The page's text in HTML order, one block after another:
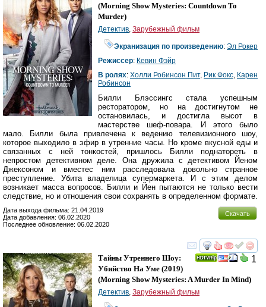
(Morning Show Mysteries: Countdown To
Murder)
Детектив Зарубежный фильм
Экранизация по произведению:Эл Рокер
Режиссер: Кевин Фэйр
В ролях: Холли Робинсон Пит, Рик Фокс Карен
Робинсон
Билли Блэссингс стала успешным
ресторатором, но на достигнутом не
остановилась, и достигла высот в
мастерстве шеф-повара. И этого было
мало. Билли была привлечена к ведению телевизионного шоу,
которое выходило в эфир в утренние часы. Но кроме вкусной еды и
связанных с ней тонкостей, пришлось Билли поднатореть в
непростом детективном деле. Она дружила с детективом Йеном
Джексоном и вместес ним расследовала довольно странное
преступление. Убита владелица супермаркета. И с этим делом
возникает масса вопросов. Билли и Йен пытаются не только вести
следствие, но и отношения свои сохранять в определенном формате.
Скачать
Дата выхода фильма: 21.04.2019
Дата добавления: 06.02.2020
Последнее обновление: 06.02.2020
смотреть
1
Тайны Утреннего Шоу:
Убийство На Уме (2019)
(Morning Show Mysteries: A Murder In Mind)
Детектив, Зарубежный фильм